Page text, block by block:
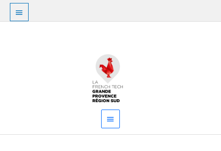
Aller
contenu
Au
dessus
principal